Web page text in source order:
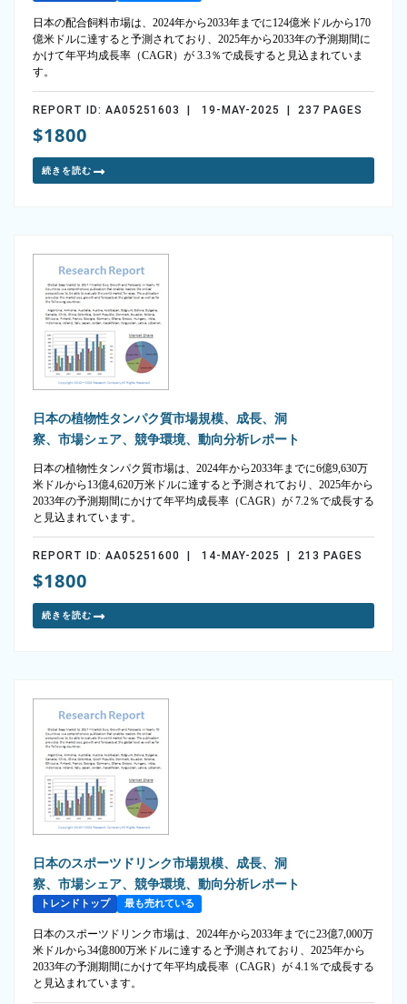
日本の配合飼料市場は、2024年から2033年までに124億米ドルから170
億米ドルに達すると予測されており、2025年から2033年の予測期間に
かけて年平均成長率（CAGR）が 3.3％で成長すると見込まれていま
す。
REPORT ID: AA05251603 | 19-MAY-2025 | 237 PAGES
$1800
続きを読む
日本の植物性タンパク質市場規模、成長、洞
察、市場シェア、競争環境、動向分析レポート
日本の植物性タンパク質市場は、2024年から2033年までに6億9,630万
米ドルから13億4,620万米ドルに達すると予測されており、2025年から
2033年の予測期間にかけて年平均成長率（CAGR）が 7.2％で成長する
と見込まれています。
REPORT ID: AA05251600 | 14-MAY-2025 | 213 PAGES
$1800
続きを読む
日本のスポーツドリンク市場規模、成長、洞
察、市場シェア、競争環境、動向分析レポート
トレンドトップ 最も売れている
日本のスポーツドリンク市場は、2024年から2033年までに23億7,000万
米ドルから34億800万米ドルに達すると予測されており、2025年から
2033年の予測期間にかけて年平均成長率（CAGR）が 4.1％で成長する
と見込まれています。